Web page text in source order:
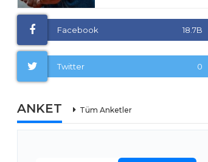
Facebook 18.7B
Twitter 0
ANKET Tüm Anketler